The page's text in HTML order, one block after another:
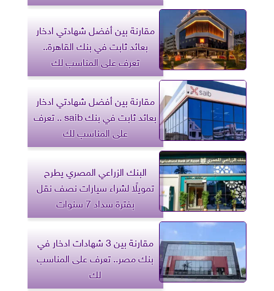
مقارنة بين أفضل شهادتي ادخار
بعائد ثابت في بنك القاهرة..
تعرف على المناسب لك
مقارنة بين أفضل شهادتي ادخار
بعائد ثابت في بنك saib .. تعرف
على المناسب لك
البنك الزراعي المصري يطرح
تمويلًا لشراء سيارات نصف نقل
بفترة سداد 7 سنوات
مقارنة بين 3 شهادات ادخار في
بنك مصر.. تعرف على المناسب
لك